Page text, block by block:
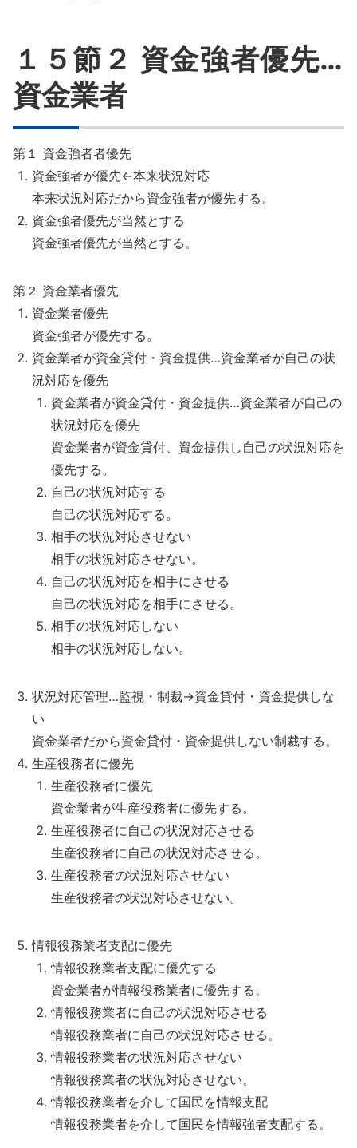
１５節２ 資金強者優先…
資金業者
第１ 資金強者者優先
資金強者が優先←本来状況対応
本来状況対応だから資金強者が優先する。
資金強者優先が当然とする
資金強者優先が当然とする。
第２ 資金業者優先
資金業者優先
資金強者が優先する。
資金業者が資金貸付・資金提供…資金業者が自己の状
況対応を優先
資金業者が資金貸付・資金提供…資金業者が自己の
状況対応を優先
資金業者が資金貸付、資金提供し自己の状況対応を
優先する。
自己の状況対応する
自己の状況対応する。
相手の状況対応させない
相手の状況対応させない。
自己の状況対応を相手にさせる
自己の状況対応を相手にさせる。
相手の状況対応しない
相手の状況対応しない。
状況対応管理…監視・制裁→資金貸付・資金提供しな
い
資金業者だから資金貸付・資金提供しない制裁する。
生産役務者に優先
生産役務者に優先
資金業者が生産役務者に優先する。
生産役務者に自己の状況対応させる
生産役務者に自己の状況対応させる。
生産役務者の状況対応させない
生産役務者の状況対応させない。
情報役務業者支配に優先
情報役務業者支配に優先する
資金業者が情報役務業者に優先する。
情報役務業者に自己の状況対応させる
情報役務業者に自己の状況対応させる。
情報役務業者の状況対応させない
情報役務業者の状況対応させない。
情報役務業者を介して国民を情報支配
情報役務業者を介して国民を情報強者支配する。